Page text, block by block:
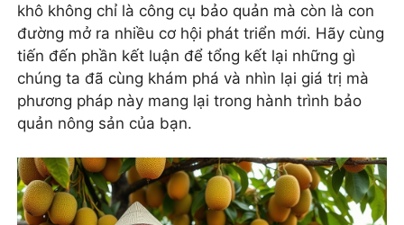
khô không chỉ là công cụ bảo quản mà còn là con
đường mở ra nhiều cơ hội phát triển mới. Hãy cùng
tiến đến phần kết luận để tổng kết lại những gì
chúng ta đã cùng khám phá và nhìn lại giá trị mà
phương pháp này mang lại trong hành trình bảo
quản nông sản của bạn.